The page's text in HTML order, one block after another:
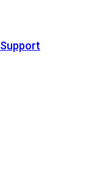
Support